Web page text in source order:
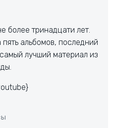
более тринадцати лет.
альбомов, последний
лучший материал из